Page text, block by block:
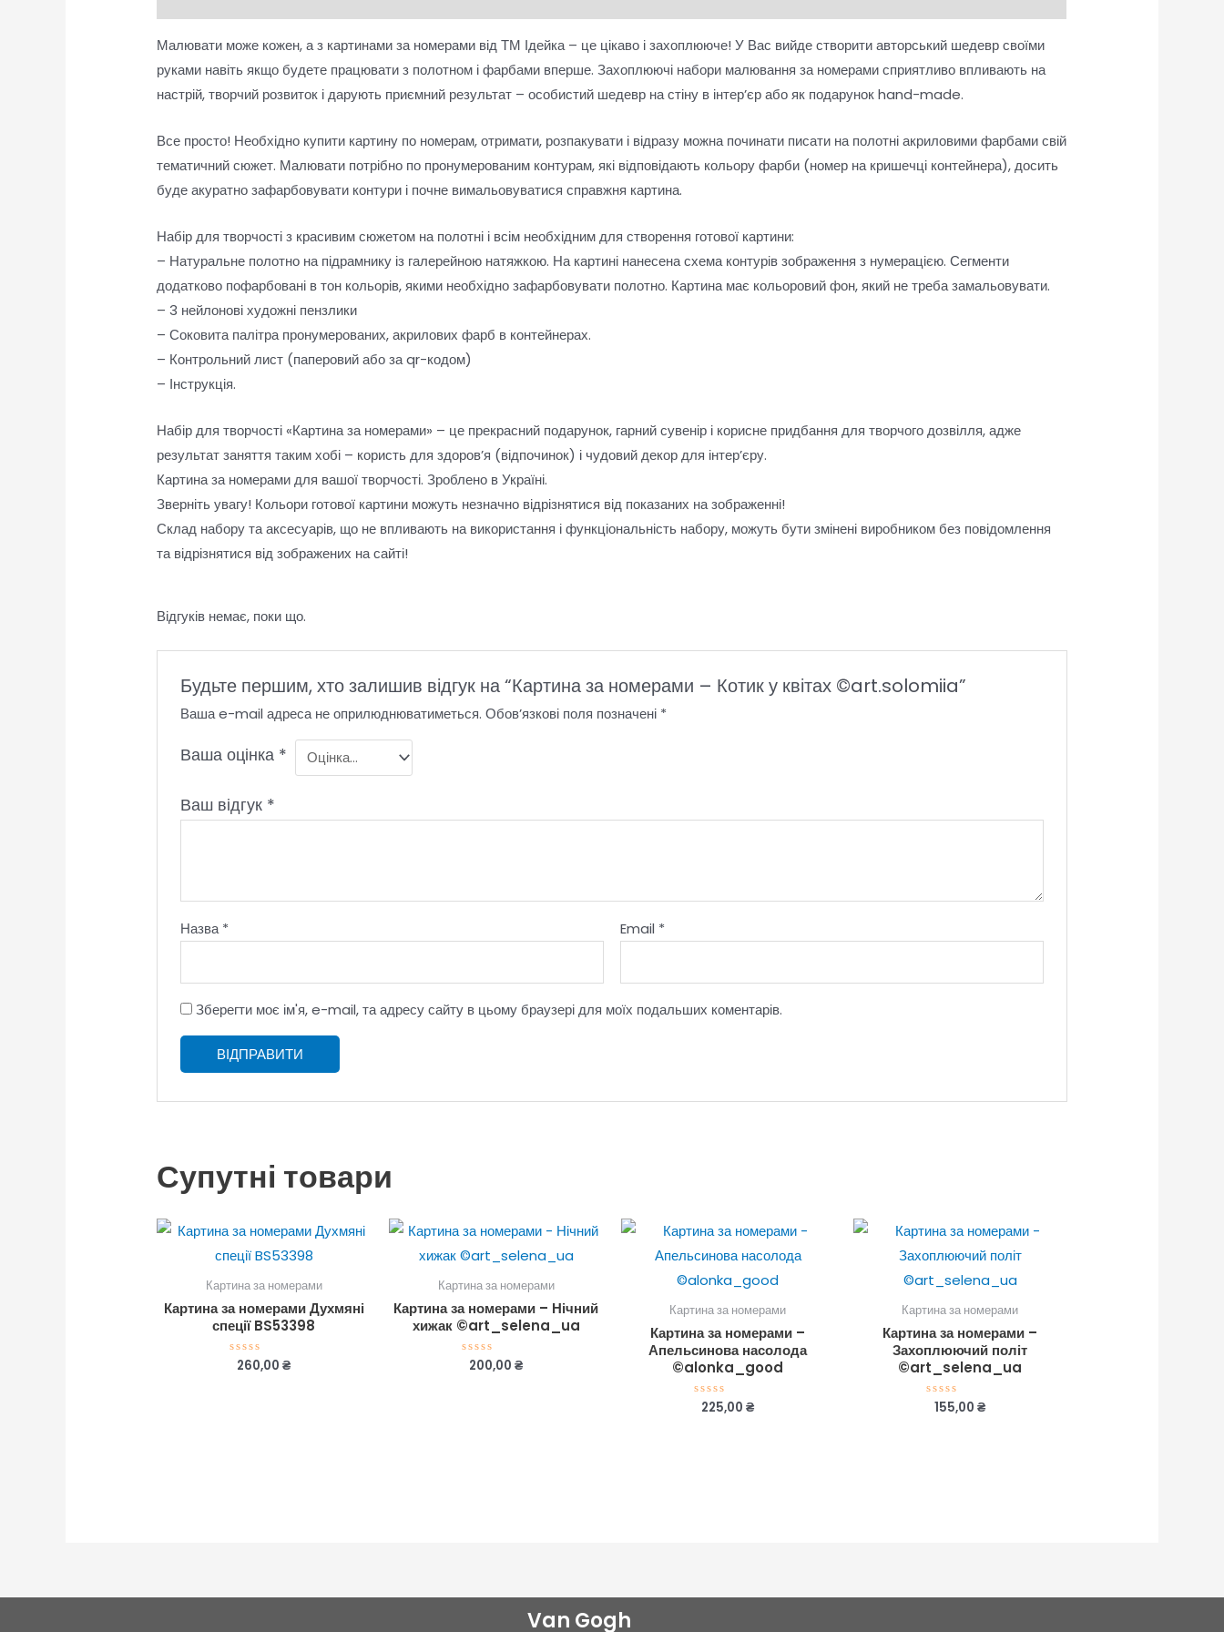
Малювати може кожен, а з картинами за номерами від ТМ Ідейка – це цікаво і захоплююче! У Вас вийде створити авторський шедевр своїми
руками навіть якщо будете працювати з полотном і фарбами вперше. Захоплюючі набори малювання за номерами сприятливо впливають на
настрій, творчий розвиток і дарують приємний результат – особистий шедевр на стіну в інтер’єр або як подарунок hand-made.
Все просто! Необхідно купити картину по номерам, отримати, розпакувати і відразу можна починати писати на полотні акриловими фарбами свій
тематичний сюжет. Малювати потрібно по пронумерованим контурам, які відповідають кольору фарби (номер на кришечці контейнера), досить
буде акуратно зафарбовувати контури і почне вимальовуватися справжня картина.
Набір для творчості з красивим сюжетом на полотні і всім необхідним для створення готової картини:
– Натуральне полотно на підрамнику із галерейною натяжкою. На картині нанесена схема контурів зображення з нумерацією. Сегменти
додатково пофарбовані в тон кольорів, якими необхідно зафарбовувати полотно. Картина має кольоровий фон, який не треба замальовувати.
– 3 нейлонові художні пензлики
– Соковита палітра пронумерованих, акрилових фарб в контейнерах.
– Контрольний лист (паперовий або за qr-кодом)
– Інструкція.
Набір для творчості «Картина за номерами» – це прекрасний подарунок, гарний сувенір і корисне придбання для творчого дозвілля, адже
результат заняття таким хобі – користь для здоров’я (відпочинок) і чудовий декор для інтер’єру.
Картина за номерами для вашої творчості. Зроблено в Україні.
Зверніть увагу! Кольори готової картини можуть незначно відрізнятися від показаних на зображенні!
Склад набору та аксесуарів, що не впливають на використання і функціональність набору, можуть бути змінені виробником без повідомлення
та відрізнятися від зображених на сайті!
Відгуків немає, поки що.
Будьте першим, хто залишив відгук на “Картина за номерами – Котик у квітах ©art.solomiia”
Ваша e-mail адреса не оприлюднюватиметься. Обов’язкові поля позначені *
Ваша оцінка *
Ваш відгук *
Назва* Email *
Зберегти моє ім'я, e-mail, та адресу сайту в цьому браузері для моїх подальших коментарів.
Супутні товари
Картина за номерами
Картина за номерами Духмяні
спеції BS53398
Оцінено
260,00₴
Картина за номерами
Картина за номерами – Нічний
хижак ©art_selena_ua
Оцінено
200,00 ₴
Картина за номерами
Картина за номерами –
Апельсинова насолода
©alonka_good
Оцінено
225,00₴
Картина за номерами
Картина за номерами –
Захоплюючий політ
©art_selena_ua
Оцінено
155,00₴
Van Gogh